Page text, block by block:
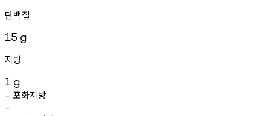
단백질
15 g
지방
1 g
- 포화지방
-